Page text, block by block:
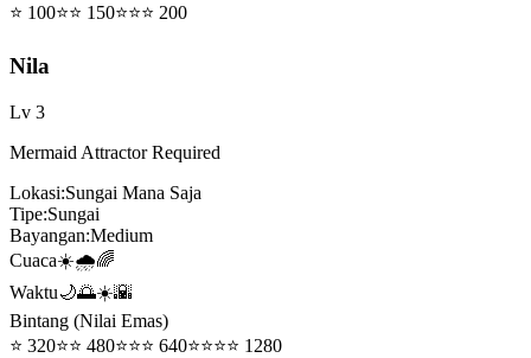
⭐ 100⭐⭐ 150⭐⭐⭐ 200
Nila
Lv 3
Mermaid Attractor Required
Lokasi:Sungai Mana Saja
Tipe:Sungai
Bayangan:Medium
Cuaca☀️🌧️🌈
Waktu🌙🌅☀️🌇
Bintang (Nilai Emas)
⭐ 320⭐⭐ 480⭐⭐⭐ 640⭐⭐⭐⭐ 1280